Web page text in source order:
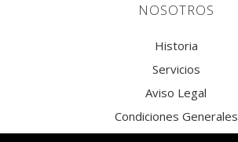
NOSOTROS
Historia
Servicios
Aviso Legal
Condiciones Generales